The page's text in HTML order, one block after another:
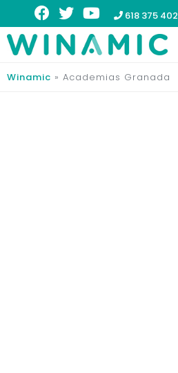
618 375 402
Winamic » Academias Granada